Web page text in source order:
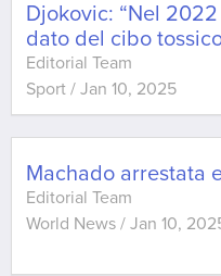
Djokovic: “Nel
dato del cibo
Editorial Team
Sport / Jan 10, 2025
Machado
Editorial Team
World News / Jan 10,